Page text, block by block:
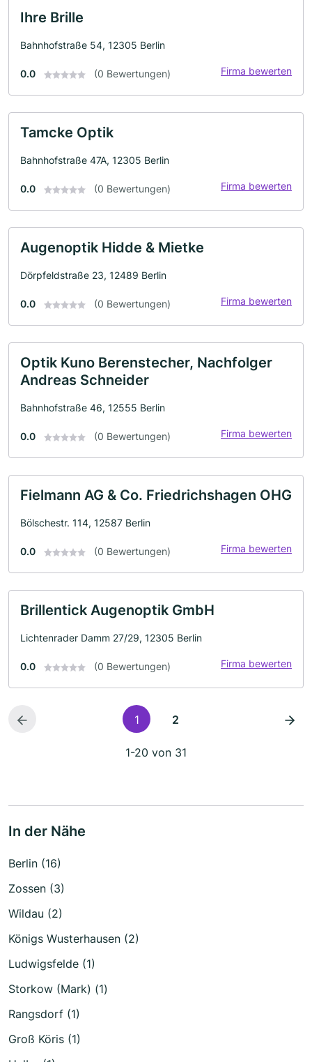
Ihre Brille
Bahnhofstraße 54, 12305 Berlin
0.0 (0 Bewertungen) Firma bewerten
Tamcke Optik
Bahnhofstraße 47A, 12305 Berlin
0.0 (0 Bewertungen) Firma bewerten
Augenoptik Hidde & Mietke
Dörpfeldstraße 23, 12489 Berlin
0.0 (0 Bewertungen) Firma bewerten
Optik Kuno Berenstecher, Nachfolger
Andreas Schneider
Bahnhofstraße 46, 12555 Berlin
0.0 (0 Bewertungen) Firma bewerten
Fielmann AG & Co. Friedrichshagen OHG
Bölschestr. 114, 12587 Berlin
0.0 (0 Bewertungen) Firma bewerten
Brillentick Augenoptik GmbH
Lichtenrader Damm 27/29, 12305 Berlin
0.0 (0 Bewertungen) Firma bewerten
1 2
1-20 von 31
In der Nähe
Berlin (16)
Zossen (3)
Wildau (2)
Königs Wusterhausen (2)
Ludwigsfelde (1)
Storkow (Mark) (1)
Rangsdorf (1)
Groß Köris (1)